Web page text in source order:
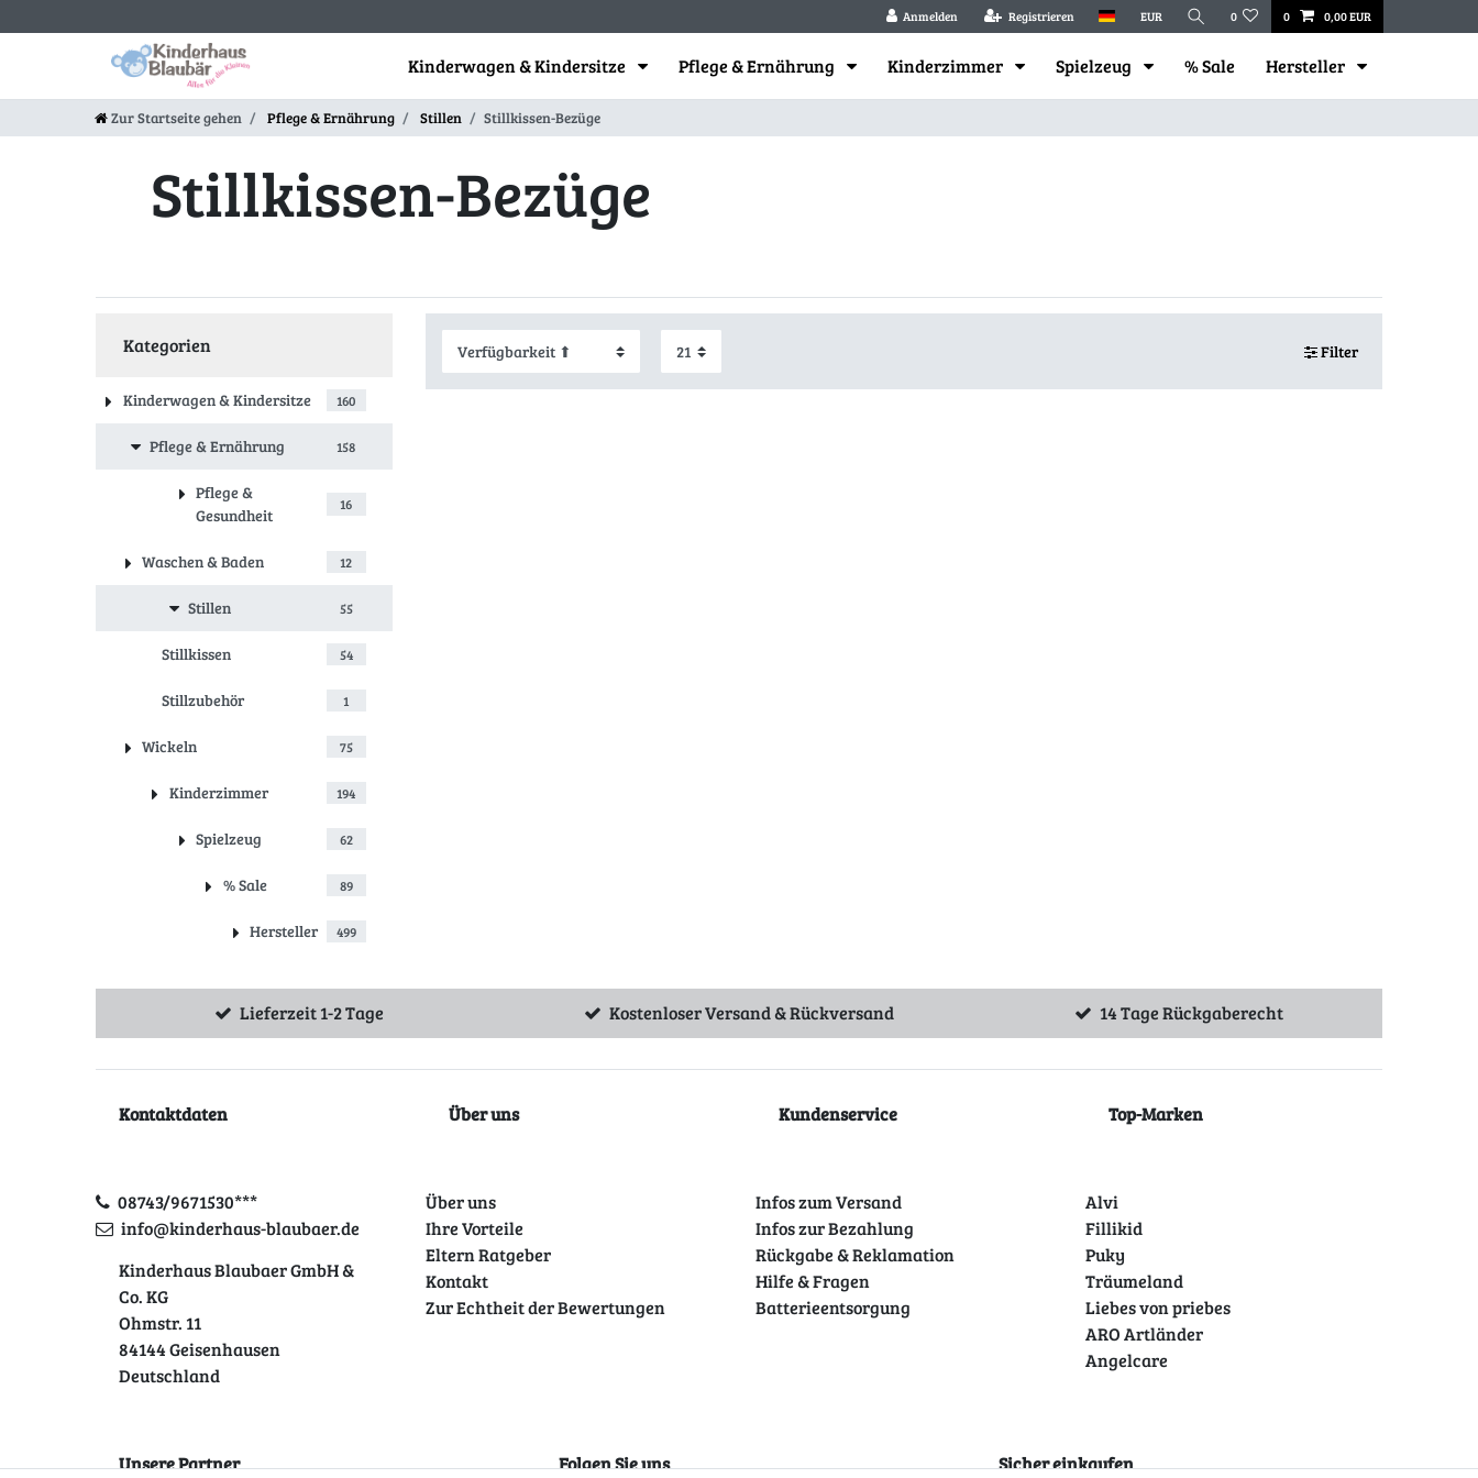
Anmelden Registrieren EUR 0 0 0,00 EUR
Kinderwagen & Kindersitze Pflege & Ernährung Kinderzimmer Spielzeug % Sale Hersteller
Zur Startseite gehen Pflege & Ernährung Stillen Stillkissen-Bezüge
Stillkissen-Bezüge
Kategorien
Kinderwagen & Kindersitze 160
Pflege & Ernährung 158
Pflege &
Gesundheit
16
Waschen & Baden 12
Stillen 55
Stillkissen 54
Stillzubehör 1
Wickeln 75
Kinderzimmer 194
Spielzeug 62
% Sale 89
Hersteller 499
Filter
Lieferzeit 1-2 Tage Kostenloser Versand & Rückversand 14 Tage Rückgaberecht
Kontaktdaten
08743/9671530***
info@kinderhaus-blaubaer.de
Kinderhaus Blaubaer GmbH &
Co. KG
Ohmstr. 11
84144 Geisenhausen
Deutschland
Über uns
Über uns
Ihre Vorteile
Eltern Ratgeber
Kontakt
Zur Echtheit der Bewertungen
Kundenservice
Infos zum Versand
Infos zur Bezahlung
Rückgabe & Reklamation
Hilfe & Fragen
Batterieentsorgung
Top-Marken
Alvi
Fillikid
Puky
Träumeland
Liebes von priebes
ARO Artländer
Angelcare
Unsere Partner Folgen Sie uns Sicher einkaufen